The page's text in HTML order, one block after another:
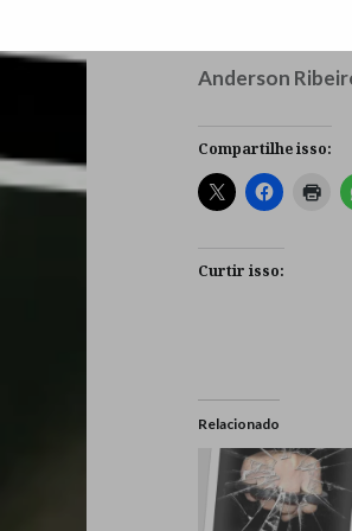
Anderson
Compartilhe isso:
Curtir isso:
Relacionado